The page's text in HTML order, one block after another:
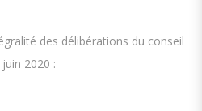
des délibérations du conseil
2020 :